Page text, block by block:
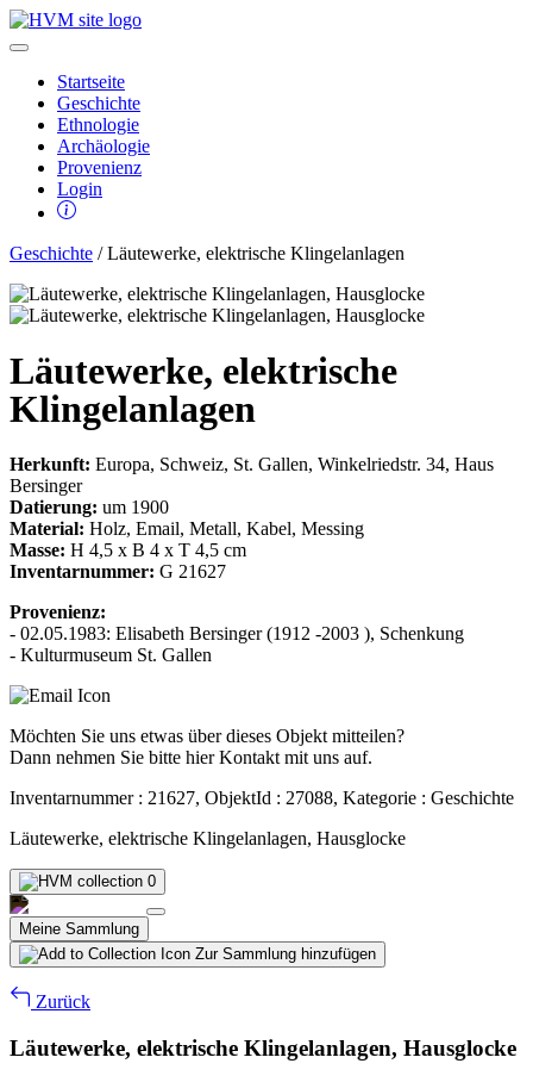
Startseite
Geschichte
Ethnologie
Archäologie
Provenienz
Login
Geschichte / Läutewerke, elektrische Klingelanlagen
Läutewerke, elektrische
Klingelanlagen
Herkunft: Europa, Schweiz, St. Gallen, Winkelriedstr. 34, Haus
Bersinger
Datierung: um 1900
Material: Holz, Email, Metall, Kabel, Messing
Masse: H 4,5 x B 4 x T 4,5 cm
Inventarnummer: G 21627
Provenienz:
- 02.05.1983: Elisabeth Bersinger (1912 -2003 ), Schenkung
- Kulturmuseum St. Gallen
Möchten Sie uns etwas über dieses Objekt mitteilen?
Dann nehmen Sie bitte hier Kontakt mit uns auf.
Inventarnummer : 21627, ObjektId : 27088, Kategorie : Geschichte
Läutewerke, elektrische Klingelanlagen, Hausglocke
0
Meine Sammlung
Zur Sammlung hinzufügen
Zurück
Läutewerke, elektrische Klingelanlagen, Hausglocke